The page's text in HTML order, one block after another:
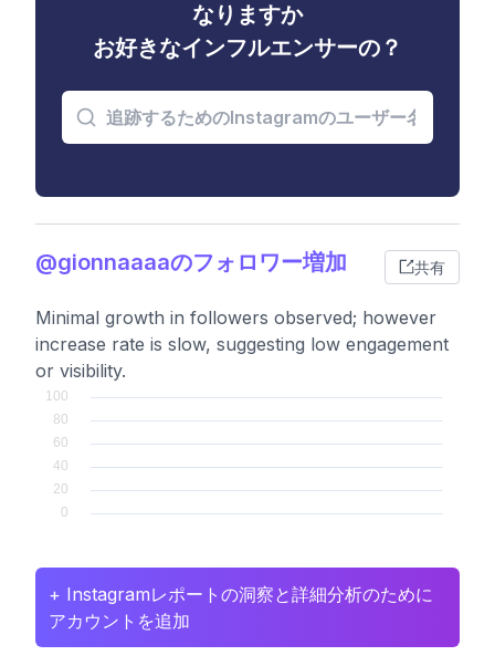
なりますか
お好きなインフルエンサーの？
@gionnaaaaのフォロワー増加 共有
Minimal growth in followers observed; however
increase rate is slow, suggesting low engagement
or visibility.
+ Instagramレポートの洞察と詳細分析のために
アカウントを追加